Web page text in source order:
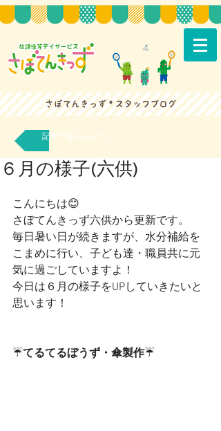
記事一覧へもどる
６月の様子(六供)
こんにちは😊
さぼてんきっず六供から更新です。
毎日暑い日が続きますが、水分補給を
こまめに行い、子ども達・職員共に元
気に過ごしていますよ！
今日は６月の様子をUPしていきたいと
思います！
☔てるてるぼうず・傘製作☔